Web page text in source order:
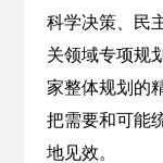
科学决策、民
关领域专项规
家整体规划的
把需要和可能
地见效。